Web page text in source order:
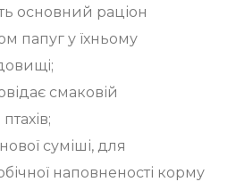
основний раціон
папуг у їхньому
смаковій
суміші, для
наповненості корму